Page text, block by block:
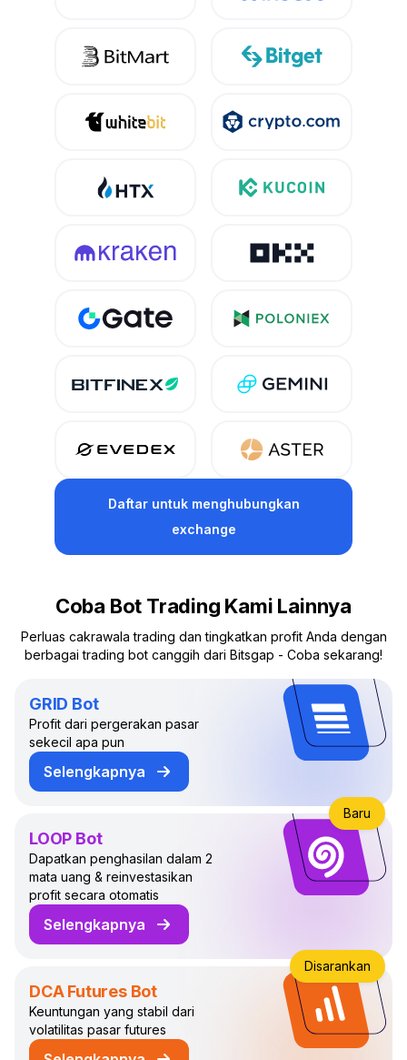
Daftar untuk menghubungkan
exchange
Coba Bot Trading Kami Lainnya
Perluas cakrawala trading dan tingkatkan profit Anda dengan
berbagai trading bot canggih dari Bitsgap - Coba sekarang!
GRID Bot
Profit dari pergerakan pasar
sekecil apa pun
Selengkapnya
tentang GRID Trading Bot
LOOP Bot
Dapatkan penghasilan dalam 2
mata uang & reinvestasikan
profit secara otomatis
Selengkapnya
tentang LOOP Trading Bot
Baru
DCA Futures Bot
Keuntungan yang stabil dari
volatilitas pasar futures
Disarankan